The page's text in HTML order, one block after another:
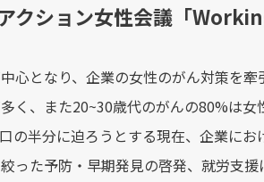
クション女性会議「
心となり、企業の女性のがん対策を
く、また20~30歳代のがんの80%は
の半分に迫ろうとする現在、企業に
った予防・早期発見の啓発、就労支